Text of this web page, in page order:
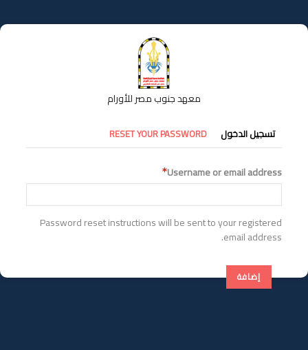
إلى
المحتوى
معهد جنوب مصر للأورام
التبويبات
الأساسية
تسجيل الدخول RESET YOUR PASSWORD
Username or email address
Password reset instructions will be sent to your registered
email address.